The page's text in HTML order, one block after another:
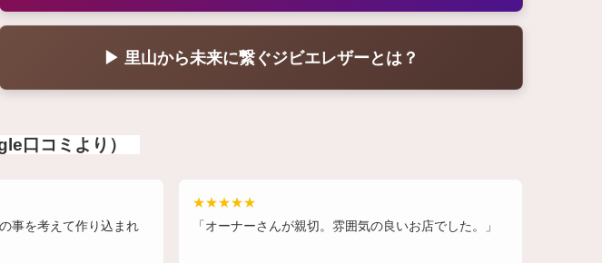
▶ 里山から未来に繋ぐジビエレザーとは？
口コミより）
事を考えて作り込まれ
★★★★★
「オーナーさんが親切。雰囲気の良いお店でした。」